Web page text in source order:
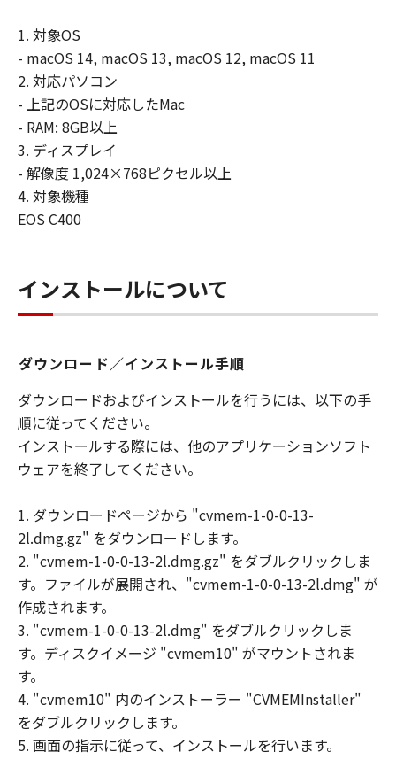
1. 対象OS
- macOS 14, macOS 13, macOS 12, macOS 11
2. 対応パソコン
- 上記のOSに対応したMac
- RAM: 8GB以上
3. ディスプレイ
- 解像度 1,024×768ピクセル以上
4. 対象機種
EOS C400
インストールについて
ダウンロード／インストール手順
ダウンロードおよびインストールを行うには、以下の手
順に従ってください。
インストールする際には、他のアプリケーションソフト
ウェアを終了してください。
1. ダウンロードページから "cvmem-1-0-0-13-
2l.dmg.gz" をダウンロードします。
2. "cvmem-1-0-0-13-2l.dmg.gz" をダブルクリックしま
す。ファイルが展開され、"cvmem-1-0-0-13-2l.dmg" が
作成されます。
3. "cvmem-1-0-0-13-2l.dmg" をダブルクリックしま
す。ディスクイメージ "cvmem10" がマウントされま
す。
4. "cvmem10" 内のインストーラー "CVMEMInstaller"
をダブルクリックします。
5. 画面の指示に従って、インストールを行います。